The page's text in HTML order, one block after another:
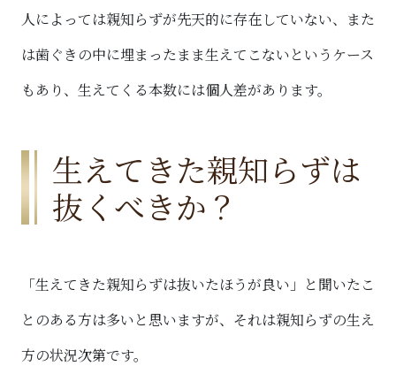
人によっては親知らずが先天的に存在していない、また
は歯ぐきの中に埋まったまま生えてこないというケース
もあり、生えてくる本数には個人差があります。
生えてきた親知らずは
抜くべきか？
「生えてきた親知らずは抜いたほうが良い」と聞いたこ
とのある方は多いと思いますが、それは親知らずの生え
方の状況次第です。